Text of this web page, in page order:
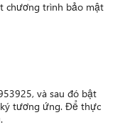
chương trình bảo mật
và sau đó bật
ký tương ứng. Để thực